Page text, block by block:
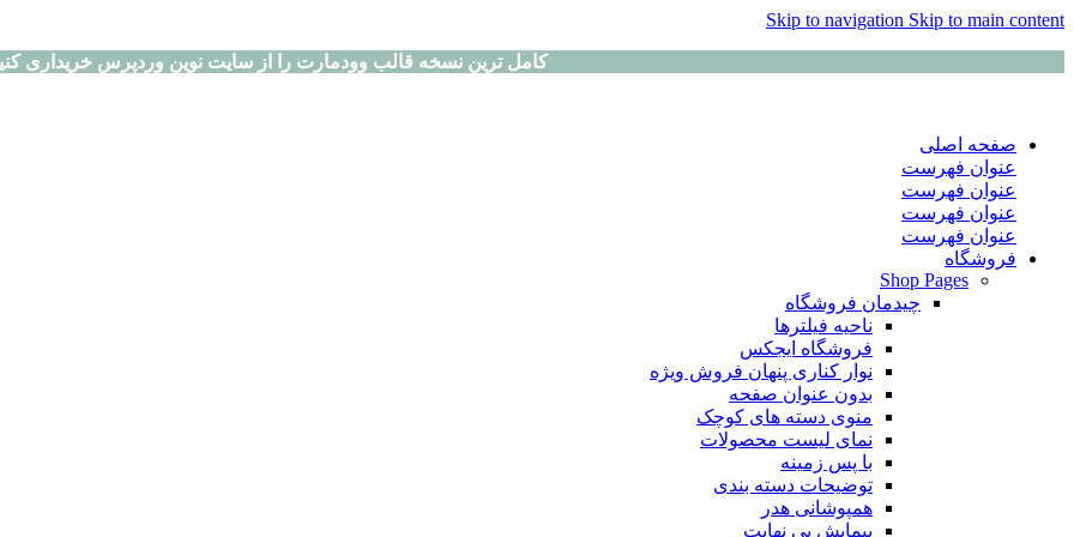
Skip to navigation Skip to main content
کامل ترین نسخه قالب وودمارت را از سایت نوین وردپرس خریداری
صفحه اصلی
عنوان فهرست
عنوان فهرست
عنوان فهرست
عنوان فهرست
فروشگاه
Shop Pages
چیدمان فروشگاه
ناحیه فیلترها
فروشگاه ایجکس
نوار کناری پنهان فروش ویژه
بدون عنوان صفحه
منوی دسته های کوچک
نمای لیست محصولات
با پس زمینه
توضیحات دسته بندی
همپوشانی هدر
پیمایش بی نهایت